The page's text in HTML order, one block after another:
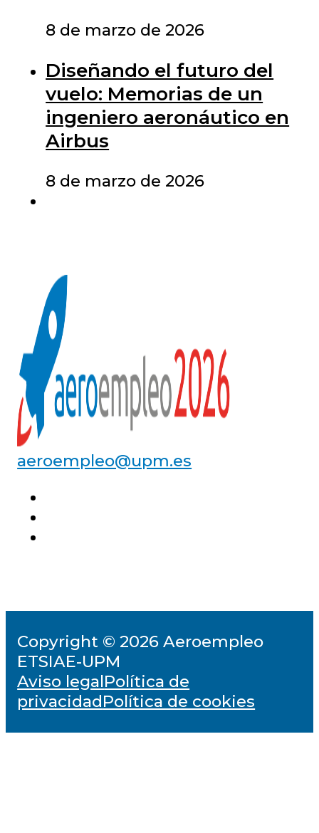
8 de marzo de 2026
Diseñando el futuro del
vuelo: Memorias de un
ingeniero aeronáutico en
Airbus
8 de marzo de 2026
aeroempleo@upm.es
Copyright © 2026 Aeroempleo
ETSIAE-UPM
Aviso legalPolítica de
privacidadPolítica de cookies